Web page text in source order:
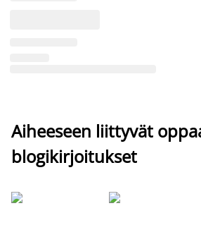
Aiheeseen liittyvät
blogikirjoitukset